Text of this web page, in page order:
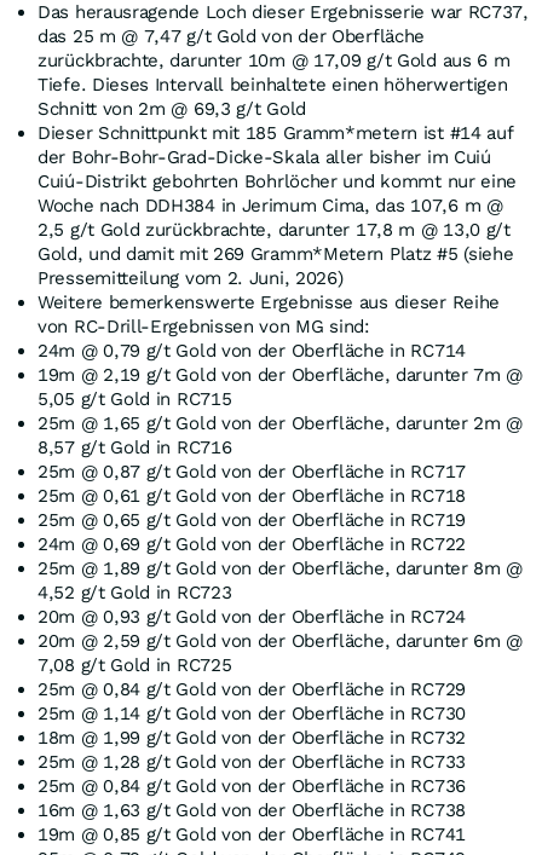
Das herausragende Loch dieser Ergebnisserie war RC737,
das 25 m @ 7,47 g/t Gold von der Oberfläche
zurückbrachte, darunter 10m @ 17,09 g/t Gold aus 6 m
Tiefe. Dieses Intervall beinhaltete einen höherwertigen
Schnitt von 2m @ 69,3 g/t Gold
Dieser Schnittpunkt mit 185 Gramm*metern ist #14 auf
der Bohr-Bohr-Grad-Dicke-Skala aller bisher im Cuiú
Cuiú-Distrikt gebohrten Bohrlöcher und kommt nur eine
Woche nach DDH384 in Jerimum Cima, das 107,6 m @
2,5 g/t Gold zurückbrachte, darunter 17,8 m @ 13,0 g/t
Gold, und damit mit 269 Gramm*Metern Platz #5 (siehe
Pressemitteilung vom 2. Juni, 2026)
Weitere bemerkenswerte Ergebnisse aus dieser Reihe
von RC-Drill-Ergebnissen von MG sind:
24m @ 0,79 g/t Gold von der Oberfläche in RC714
19m @ 2,19 g/t Gold von der Oberfläche, darunter 7m @
5,05 g/t Gold in RC715
25m @ 1,65 g/t Gold von der Oberfläche, darunter 2m @
8,57 g/t Gold in RC716
25m @ 0,87 g/t Gold von der Oberfläche in RC717
25m @ 0,61 g/t Gold von der Oberfläche in RC718
25m @ 0,65 g/t Gold von der Oberfläche in RC719
24m @ 0,69 g/t Gold von der Oberfläche in RC722
25m @ 1,89 g/t Gold von der Oberfläche, darunter 8m @
4,52 g/t Gold in RC723
20m @ 0,93 g/t Gold von der Oberfläche in RC724
20m @ 2,59 g/t Gold von der Oberfläche, darunter 6m @
7,08 g/t Gold in RC725
25m @ 0,84 g/t Gold von der Oberfläche in RC729
25m @ 1,14 g/t Gold von der Oberfläche in RC730
18m @ 1,99 g/t Gold von der Oberfläche in RC732
25m @ 1,28 g/t Gold von der Oberfläche in RC733
25m @ 0,84 g/t Gold von der Oberfläche in RC736
16m @ 1,63 g/t Gold von der Oberfläche in RC738
19m @ 0,85 g/t Gold von der Oberfläche in RC741